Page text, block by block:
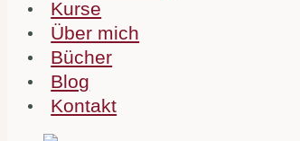
Kurse
Über mich
Bücher
Blog
Kontakt